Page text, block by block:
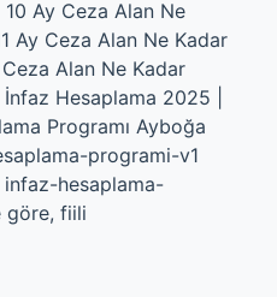
10 Ay Ceza Alan Ne
Ay Ceza Alan Ne Kadar
Ceza Alan Ne Kadar
Hesaplama 2025 |
Programı Ayboğa
programi-v1
infaz-hesaplama-
göre, fiili